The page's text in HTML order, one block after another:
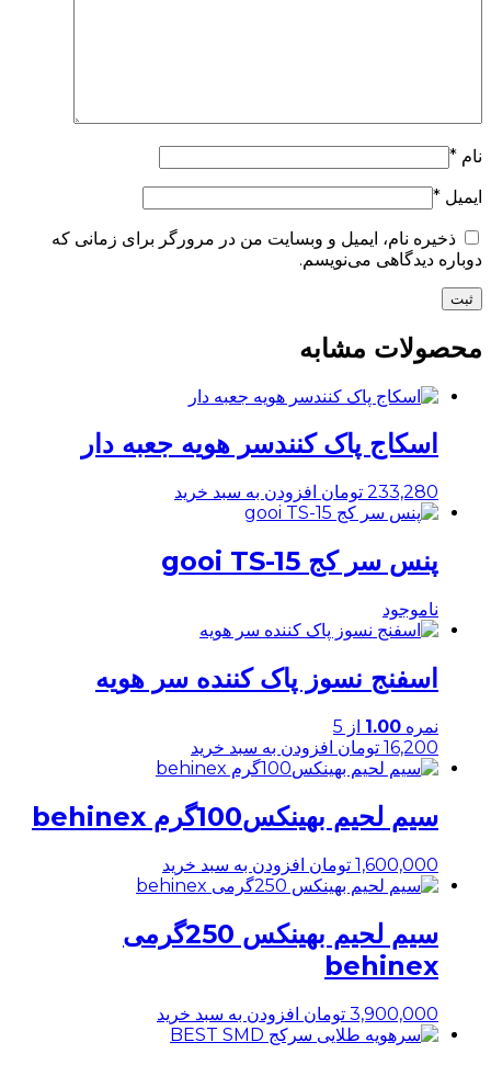
نام *
ایمیل *
ذخیره نام، ایمیل و وبسایت من در مرورگر برای زمانی که
دوباره دیدگاهی می‌نویسم.
محصولات مشابه
اسکاج پاک کنندسر هویه جعبه دار
233,280 تومان افزودن به سبد خرید
پنس سر کج gooi TS-15
ناموجود
اسفنج نسوز پاک کننده سر هویه
نمره 1.00 از 5
16,200 تومان افزودن به سبد خرید
سیم لحیم بهینکس100گرم behinex
1,600,000 تومان افزودن به سبد خرید
سیم لحیم بهینکس 250گرمی
behinex
3,900,000 تومان افزودن به سبد خرید